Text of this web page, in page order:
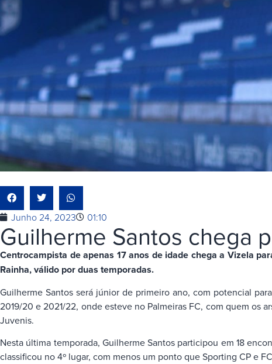
Junho 24, 2023 01:10
Guilherme Santos chega
Centrocampista de apenas 17 anos de idade chega a Vizela
Rainha, válido por duas temporadas.
Guilherme Santos será júnior de primeiro ano, com potencial
2019/20 e 2021/22, onde esteve no Palmeiras FC, com quem os
Juvenis.
Nesta última temporada, Guilherme Santos participou em 18
classificou no 4º lugar, com menos um ponto que Sporting CP e